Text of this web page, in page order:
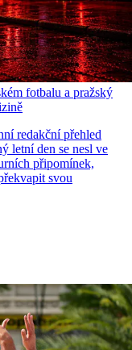
fotbalu a pražský
redakční přehled
letní den se nesl ve
připomínek,
svou